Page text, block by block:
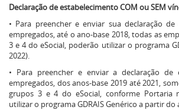
Declaração de estabelecimento COM ou SEM
• Para preencher e enviar sua declaração de
empregados, até o ano-base 2018, todas as
3 e 4 do eSocial, poderão utilizar o programa
2022).
• Para preencher e enviar a declaração de
empregados, dos anos-base 2019 até 2021,
grupos 3 e 4 do eSocial, conforme Portaria
utilizar o programa GDRAIS Genérico a partir do